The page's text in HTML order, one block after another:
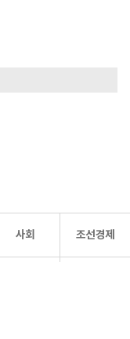
사회 조선경제